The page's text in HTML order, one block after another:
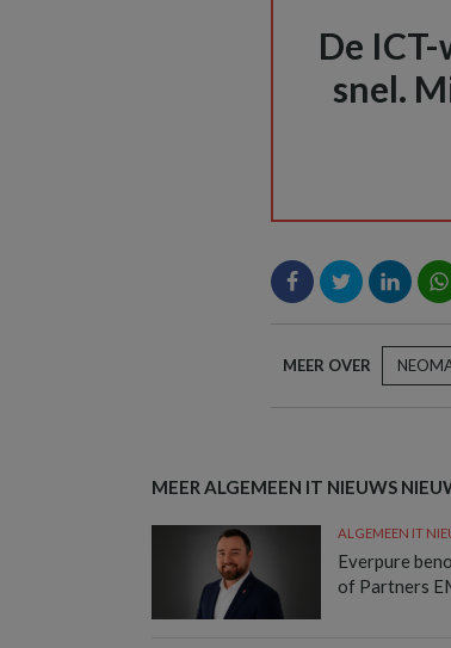
De
snel.
MEER OVER
MEER ALGEMEEN IT NIEUWS
ALGEMEEN IT
Everpure
of Partners